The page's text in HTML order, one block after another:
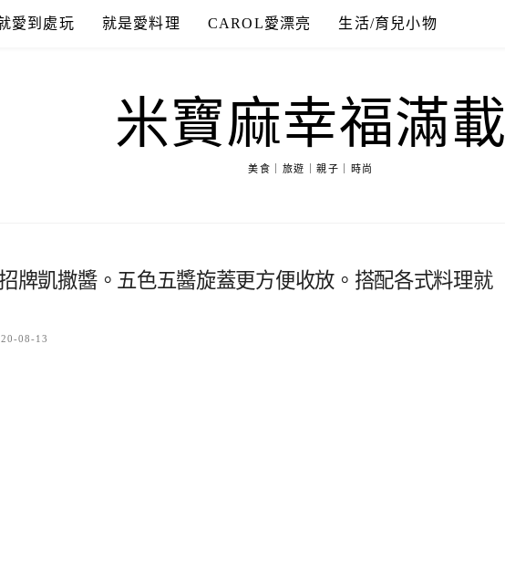
愛到處玩 就是愛料理 CAROL愛漂亮 生活/育兒小物
米寶麻幸福滿載
美食｜旅遊｜親子｜時尚
牌凱撒醬。五色五醬旋蓋更方便收放。搭配各式料理就
08-13